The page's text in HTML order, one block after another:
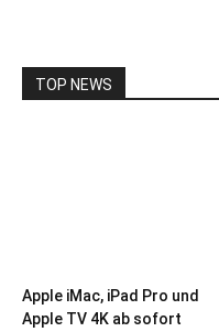
TOP NEWS
Apple iMac, iPad Pro und
Apple TV 4K ab sofort